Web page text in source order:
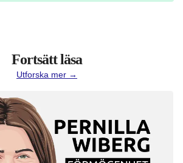
Fortsätt läsa
Utforska mer →